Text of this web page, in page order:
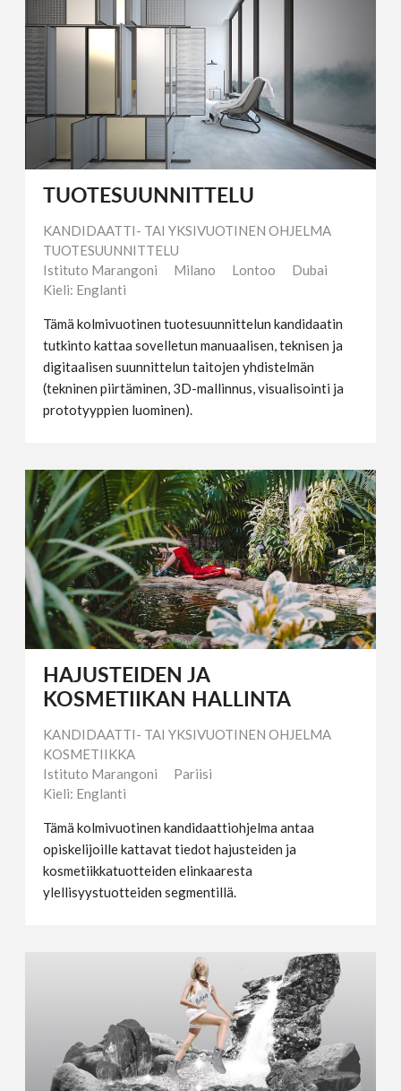
TUOTESUUNNITTELU
KANDIDAATTI- TAI YKSIVUOTINEN OHJELMA
TUOTESUUNNITTELU
Istituto Marangoni
Milano Lontoo
Dubai
Kieli: Englanti
Tämä kolmivuotinen tuotesuunnittelun kandidaatin
tutkinto kattaa sovelletun manuaalisen, teknisen ja
digitaalisen suunnittelun taitojen yhdistelmän
(tekninen piirtäminen, 3D-mallinnus, visualisointi ja
prototyyppien luominen).
HAJUSTEIDEN JA
KOSMETIIKAN HALLINTA
KANDIDAATTI- TAI YKSIVUOTINEN OHJELMA
KOSMETIIKKA
Istituto Marangoni
Pariisi
Kieli: Englanti
Tämä kolmivuotinen kandidaattiohjelma antaa
opiskelijoille kattavat tiedot hajusteiden ja
kosmetiikkatuotteiden elinkaaresta
ylellisyystuotteiden segmentillä.